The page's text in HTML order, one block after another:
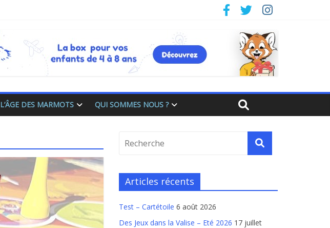
L’ÂGE DES MARMOTS QUI SOMMES NOUS ?
Articles récents
Test – Cartétoile 6 août 2026
Des Jeux dans la Valise – Eté 2026 17 juillet